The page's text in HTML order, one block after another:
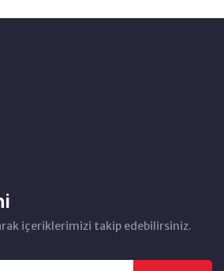
içeriklerimizi takip edebilirsiniz.